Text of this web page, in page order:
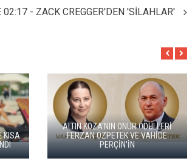
02:17 - ZACK CREGGER'DEN 'SİLAHLAR'
ALTIN KOZA'NIN ONUR ÖDÜLLERİ
FERZAN ÖZPETEK VE VAHİDE
PERÇİN'İN
GÖRSEL SANATLAR